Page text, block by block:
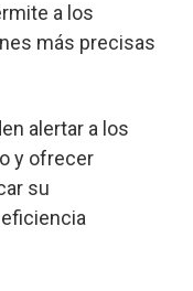
a los
más precisas
alertar a los
y ofrecer
su